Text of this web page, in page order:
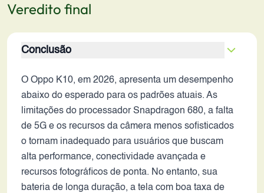
Veredito final
Conclusão
O Oppo K10, em 2026, apresenta um desempenho
abaixo do esperado para os padrões atuais. As
limitações do processador Snapdragon 680, a falta
de 5G e os recursos da câmera menos sofisticados
o tornam inadequado para usuários que buscam
alta performance, conectividade avançada e
recursos fotográficos de ponta. No entanto, sua
bateria de longa duração, a tela com boa taxa de